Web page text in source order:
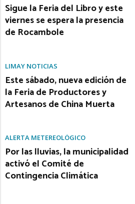
Sigue la Feria del Libro y este
viernes se espera la presencia
de Rocambole
LIMAY NOTICIAS
Este sábado, nueva edición de
la Feria de Productores y
Artesanos de China Muerta
ALERTA METEREOLÓGICO
Por las lluvias, la municipalidad
activó el Comité de
Contingencia Climática